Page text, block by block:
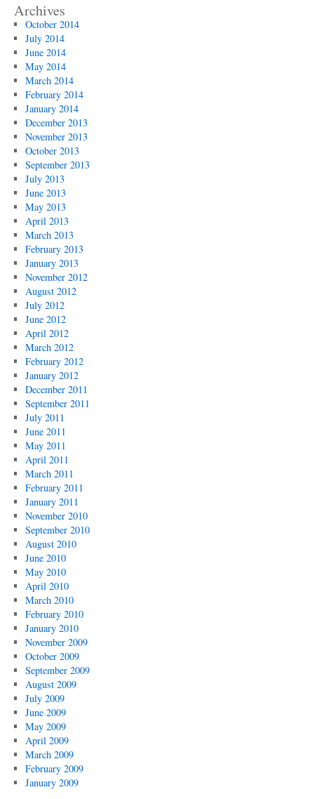
Archives
October 2014
July 2014
June 2014
May 2014
March 2014
February 2014
January 2014
December 2013
November 2013
October 2013
September 2013
July 2013
June 2013
May 2013
April 2013
March 2013
February 2013
January 2013
November 2012
August 2012
July 2012
June 2012
April 2012
March 2012
February 2012
January 2012
December 2011
September 2011
July 2011
June 2011
May 2011
April 2011
March 2011
February 2011
January 2011
November 2010
September 2010
August 2010
June 2010
May 2010
April 2010
March 2010
February 2010
January 2010
November 2009
October 2009
September 2009
August 2009
July 2009
June 2009
May 2009
April 2009
March 2009
February 2009
January 2009